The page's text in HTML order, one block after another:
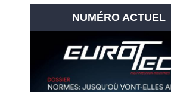
NUMÉRO ACTUEL